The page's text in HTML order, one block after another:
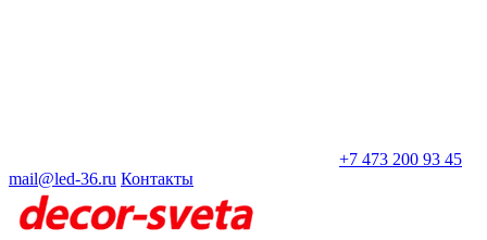
+7 473 200 93 45
mail@led-36.ru Контакты